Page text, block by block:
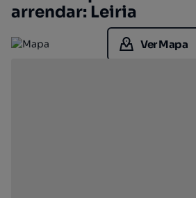
arrendar: Leiria
Ver Mapa